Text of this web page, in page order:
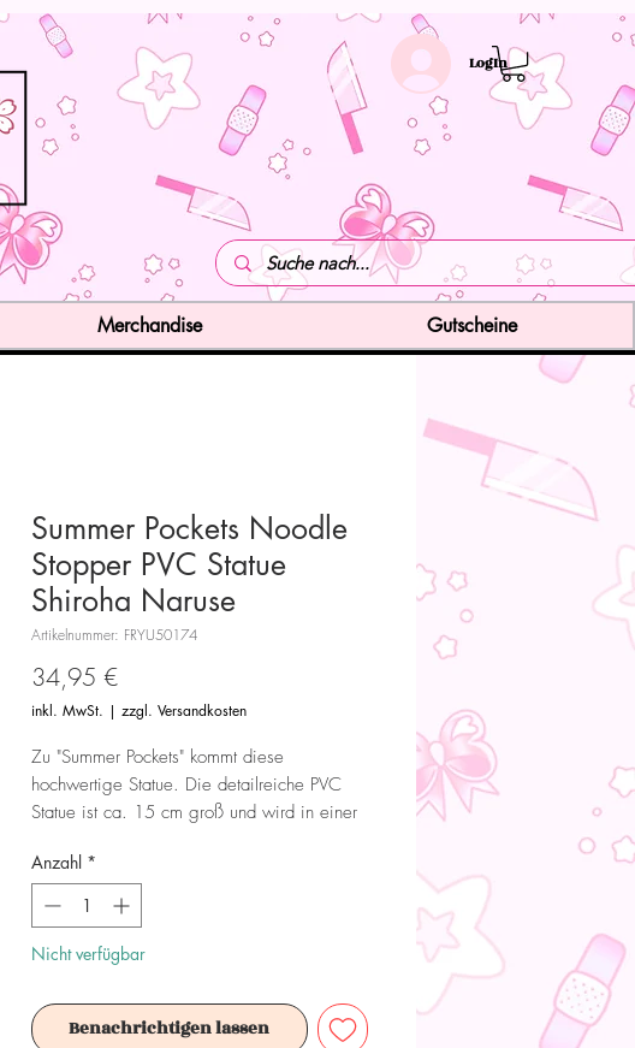
LogIn
Summer Pockets Noodle
Stopper PVC Statue
Shiroha Naruse
Artikelnummer: FRYU50174
34,95 €Preis
inkl. MwSt. | zzgl. Versandkosten
Zu "Summer Pockets" kommt diese
hochwertige Statue. Die detailreiche PVC
Statue ist ca. 15 cm groß und wird in einer
Sie kann außerdem als "Noodle Stopper"
verwendet werden, um deine Nudeln warm
zu halten.
Achtung! Dieses Produkt ist kein Spielzeug.
Es ist für Sammler ab 15+ Jahren geeignet.
Anzahl *
Nicht verfügbar
Benachrichtigen lassen
Merchandise Gutscheine